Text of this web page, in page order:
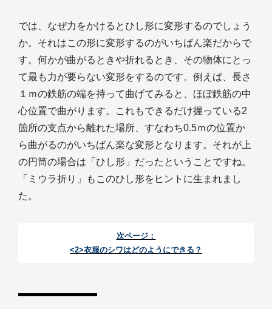
では、なぜ力をかけるとひし形に変形するのでしょう
か。それはこの形に変形するのがいちばん楽だからで
す。何かが曲がるときや折れるとき、その物体にとっ
て最も力が要らない変形をするのです。例えば、長さ
１ｍの鉄筋の端を持って曲げてみると、ほぼ鉄筋の中
心位置で曲がります。これもできるだけ握っている2
箇所の支点から離れた場所、すなわち0.5ｍの位置か
ら曲がるのがいちばん楽な変形となります。それが上
の円筒の場合は「ひし形」だったということですね。
「ミウラ折り」もこのひし形をヒントに生まれまし
た。
次ページ：
<2>衣服のシワはどのようにできる？